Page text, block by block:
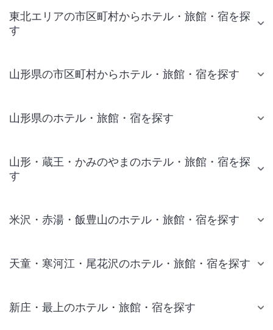
東北エリアの市区町村からホテル・旅館・宿を探
す
山形県の市区町村からホテル・旅館・宿を探す
山形県のホテル・旅館・宿を探す
山形・蔵王・かみのやまのホテル・旅館・宿を探
す
米沢・赤湯・飯豊山のホテル・旅館・宿を探す
天童・寒河江・尾花沢のホテル・旅館・宿を探す
新庄・最上のホテル・旅館・宿を探す